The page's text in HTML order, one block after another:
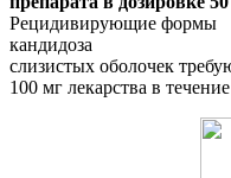
Рецидивирующие формы
кандидоза
слизистых оболочек
100 мг лекарства в